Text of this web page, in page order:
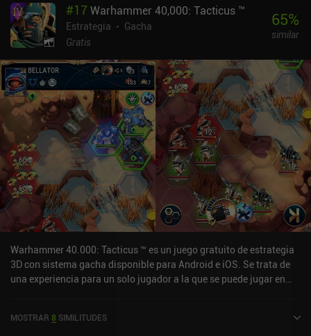
#17Warhammer 40,000: Tacticus ™
Estrategia
Gacha
Gratis
65%
similar
Warhammer 40.000: Tacticus ™ es un juego gratuito de estrategia
3D con sistema gacha disponible para Android e iOS. Se trata de
una experiencia para un solo jugador a la que se puede jugar en
lanzó en agosto de 2022 y tiene actualmente una puntuación de
MOSTRAR 8 SIMILITUDES